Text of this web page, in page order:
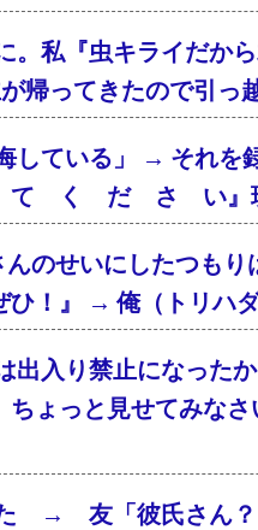
私『虫キライだか
帰ってきたので引っ
している」 → それを
く だ さ い』現
のせいにしたつも
！』 → 俺（トリハダ
出入り禁止になった
ちょっと見せてみ
→ 友「彼氏さん？